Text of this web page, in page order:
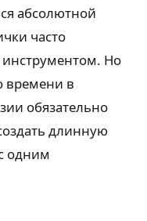
абсолютной
часто
Но
времени в
обязательно
длинную
одним